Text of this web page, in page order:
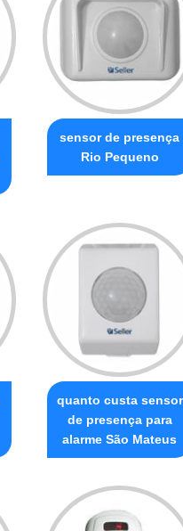
sensor de presença
Rio Pequeno
quanto custa sensor
de presença para
alarme São Mateus